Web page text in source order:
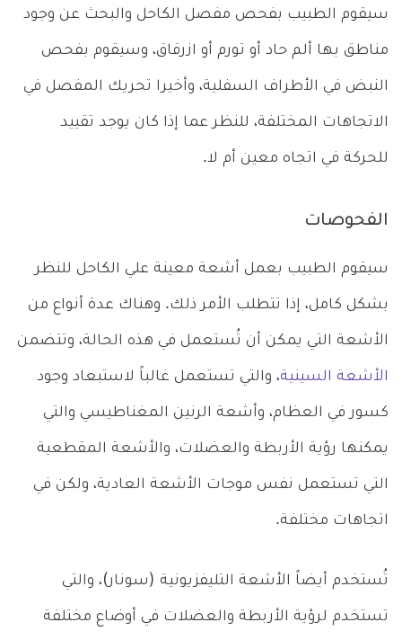
سيقوم الطبيب بفحص مفصل الكاحل والبحث عن وجود
مناطق بها ألم حاد أو تورم أو ازرقاق، وسيقوم بفحص
النبض في الأطراف السفلية، وأخيرا تحريك المفصل في
الاتجاهات المختلفة، للنظر عما إذا كان يوجد تقييد
للحركة في اتجاه معين أم لا.
الفحوصات
سيقوم الطبيب بعمل أشعة معينة علي الكاحل للنظر
بشكل كامل، إذا تتطلب الأمر ذلك. وهناك عدة أنواع من
الأشعة التي يمكن أن تُستعمل في هذه الحالة، وتتضمن
الأشعة السينية، والتي تستعمل غالباً لاستبعاد وجود
كسور في العظام، وأشعة الرنين المغناطيسي والتي
يمكنها رؤية الأربطة والعضلات، والأشعة المقطعية
التي تستعمل نفس موجات الأشعة العادية، ولكن في
اتجاهات مختلفة.
تُستخدم أيضاً الأشعة التليفزيونية (سونار)، والتي
تستخدم لرؤية الأربطة والعضلات في أوضاع مختلفة